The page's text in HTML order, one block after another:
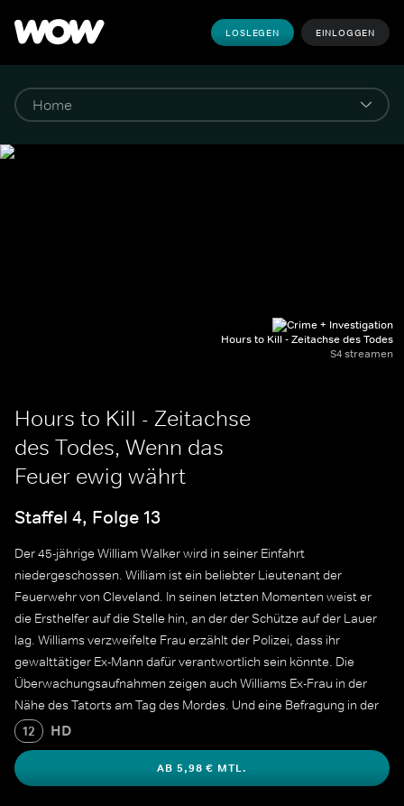
LOSLEGEN EINLOGGEN
Hours to Kill - Zeitachse des Todes
S4 streamen
Hours to Kill - Zeitachse
des Todes, Wenn das
Feuer ewig währt
Staffel 4, Folge 13
Der 45-jährige William Walker wird in seiner Einfahrt
niedergeschossen. William ist ein beliebter Lieutenant der
Feuerwehr von Cleveland. In seinen letzten Momenten weist er
die Ersthelfer auf die Stelle hin, an der der Schütze auf der Lauer
lag. Williams verzweifelte Frau erzählt der Polizei, dass ihr
gewalttätiger Ex-Mann dafür verantwortlich sein könnte. Die
Überwachungsaufnahmen zeigen auch Williams Ex-Frau in der
Nähe des Tatorts am Tag des Mordes. Und eine Befragung in der
Nachbarschaft ergibt, dass Williams hartes Vorgehen gegen
Kriminalität ihn zur Zielscheibe gemacht haben könnte.
12 HD
AB 5,98 € MTL.